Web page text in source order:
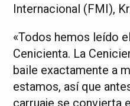
Internacional (FMI),
«Todos hemos leído
Cenicienta. La
baile exactamente a
estamos, así que
carruaje se convierta